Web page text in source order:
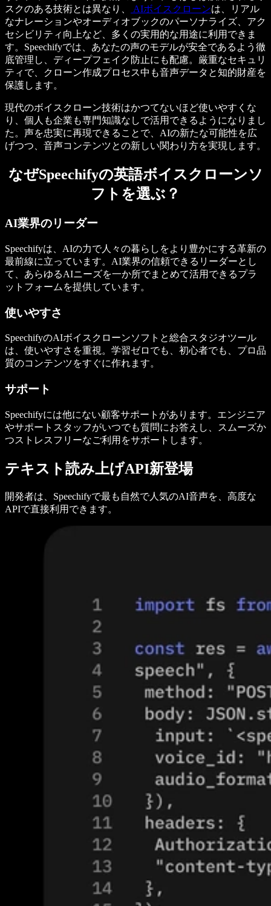
スクのある技術とは異なり、
AIボイスクローンは、リアル
なナレーションやオーディオブックのパーソナライズ、アク
セシビリティ向上など、多くの実用的な用途に利用できま
す。Speechifyでは、あなたの声のモデルが安全であるよう徹
底管理し、ディープフェイク防止にも配慮。厳重なセキュリ
ティで、クローン作成プロセス中も音声データと知的財産を
保護します。
現代のボイスクローン技術はかつてないほど使いやすくな
り、個人も企業も専門知識なしで活用できるようになりまし
た。声を忠実に再現できることで、AIの新たな可能性を広
げつつ、音声コンテンツとの新しい関わり方を実現します。
なぜSpeechifyの英語ボイスクローンソ
フトを選ぶ？
AI業界のリーダー
Speechifyは、AIの力で人々の暮らしをより豊かにする革新の
最前線に立っています。AI業界の信頼できるリーダーとし
て、あらゆるAIニーズを一か所でまとめて活用できるプラ
ットフォームを提供しています。
使いやすさ
SpeechifyのAIボイスクローンソフトと総合スタジオツール
は、使いやすさを重視。学習ゼロでも、初心者でも、プロ品
質のコンテンツをすぐに作れます。
サポート
Speechifyには他にない顧客サポートがあります。エンジニア
やサポートスタッフがいつでも質問にお答えし、スムーズか
つストレスフリーなご利用をサポートします。
テキスト読み上げAPI新登場
開発者は、Speechifyで最も自然で人気のAI音声を、高度な
APIで直接利用できます。